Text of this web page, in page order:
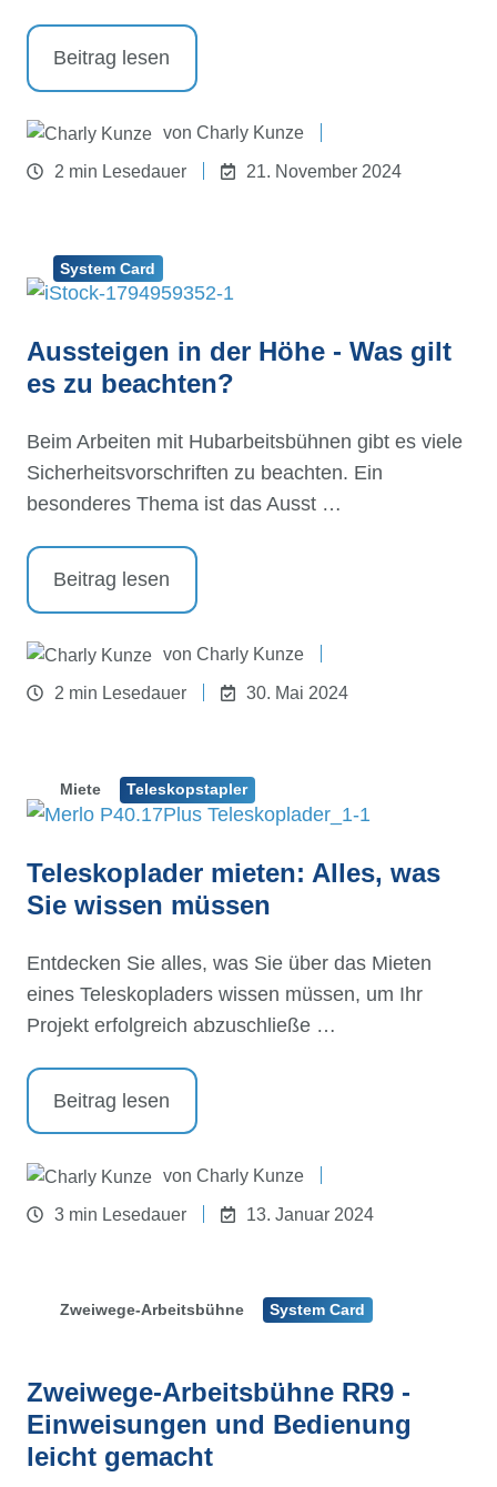
Beitrag lesen
vonCharly Kunze
2 min Lesedauer
21. November 2024
Aussteigen in der Höhe - Was gilt
es zu beachten?
Beim Arbeiten mit Hubarbeitsbühnen gibt es viele
Sicherheitsvorschriften zu beachten. Ein
besonderes Thema ist das Ausst …
Beitrag lesen
vonCharly Kunze
2 min Lesedauer
30. Mai 2024
System Card
Teleskoplader mieten: Alles, was
Sie wissen müssen
Entdecken Sie alles, was Sie über das Mieten
eines Teleskopladers wissen müssen, um Ihr
Projekt erfolgreich abzuschließe …
Beitrag lesen
vonCharly Kunze
3 min Lesedauer
13. Januar 2024
Miete Teleskopstapler
Zweiwege-Arbeitsbühne RR9 -
Einweisungen und Bedienung
leicht gemacht
Zweiwege-Arbeitsbühne System Card